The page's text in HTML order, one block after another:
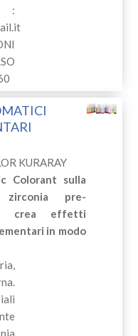
KURARAY
Colorant sulla
pre-
crea effetti
in modo